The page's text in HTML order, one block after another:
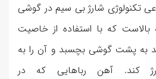
تکنولوژی شارژ بی سیم در گوشی
آیفون سری 12 به بالاست که با استفاده از خاصیت
به پشت گوشی بچسبد و آن را به
کند. آهن رباهایی که در